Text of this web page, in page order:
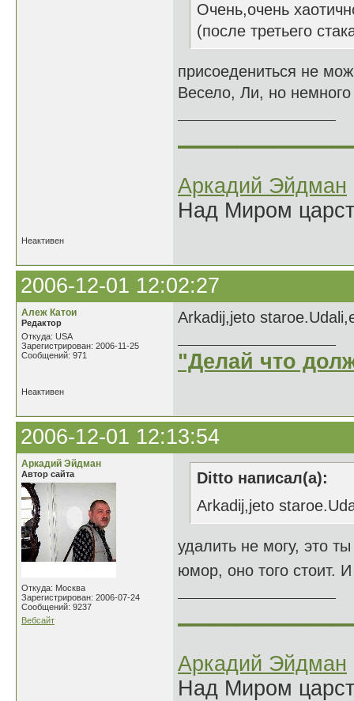
Очень,очень
(после третьего
присоедениться не
Весело, Ли, но
Аркадий Эйдман
Над Миром
Неактивен
2006-12-01 12:02:27
Алеж Катои
Редактор
Откуда: USA
Зарегистрирован: 2006-11-25
Сообщений: 971
Arkadij,jeto
"Делай что
Неактивен
2006-12-01 12:13:54
Аркадий Эйдман
Автор сайта
Откуда: Москва
Зарегистрирован: 2006-07-24
Сообщений: 9237
Вебсайт
Ditto написал(а):
Arkadij,jeto
удалить не могу, это
юмор, оно того
Аркадий Эйдман
Над Миром